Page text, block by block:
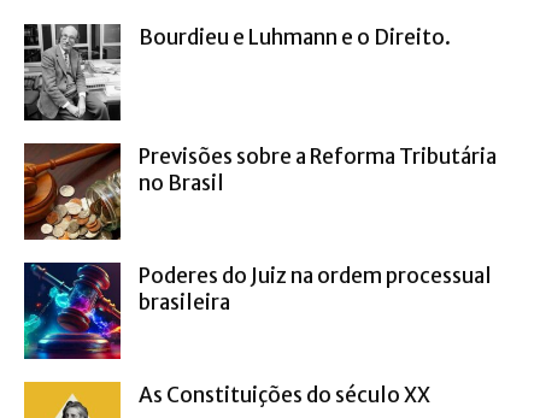
Bourdieu e Luhmann e o Direito.
Previsões sobre a Reforma Tributária
no Brasil
Poderes do Juiz na ordem processual
brasileira
As Constituições do século XX